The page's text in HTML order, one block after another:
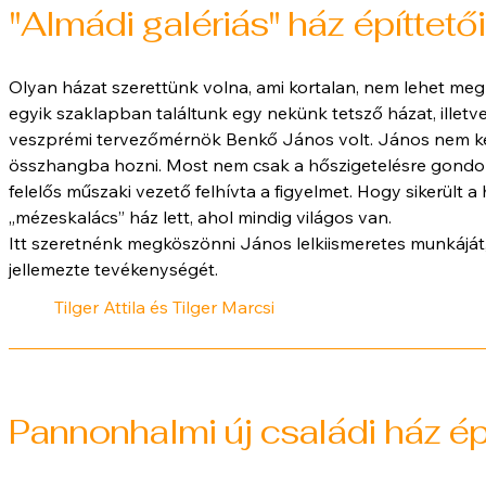
"Almádi galériás" ház építtetői
Olyan házat szerettünk volna, ami kortalan, nem lehet
egyik szaklapban találtunk egy nekünk tetsző házat,
veszprémi tervezőmérnök Benkő János volt. János nem
összhangba hozni. Most nem csak a hőszigetelésre
felelős műszaki vezető felhívta a figyelmet. Hogy sikerült a
„mézeskalács” ház lett, ahol mindig világos van.
Itt szeretnénk megköszönni János lelkiismeretes
jellemezte tevékenységét.
Tilger Attila és Tilger Marcsi
Pannonhalmi új családi ház